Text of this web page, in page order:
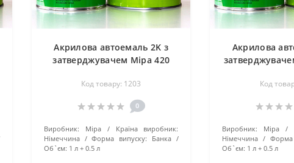
Акрилова автоемаль 2K з
затверджувачем Mipa 420
Код товару: 1203
0
Виробник: Mipa
Країна виробник:
Німеччина
Форма випуску:
Банка
Об`єм: 1 л + 0.5 л
Акрилова
Код
Виробник: Mipa
Німеччина
Форма
Об`єм: 1 л + 0.5 л